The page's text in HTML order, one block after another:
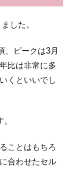
した。
、ピークは3月
比は非常に多
くといいでし
ことはもちろ
合わせたセル